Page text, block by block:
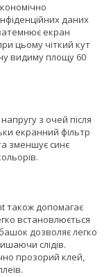
даних
екран
цьому чіткий кут
видиму площу 60
з очей після
екранний фільтр
зменшує синє
також допомагає
встановлюється
дозволяє легко
слідів.
прозорий клей,